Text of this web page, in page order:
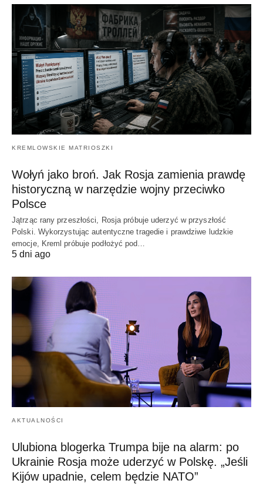
KREMLOWSKIE MATRIOSZKI
Wołyń jako broń. Jak Rosja zamienia prawdę
historyczną w narzędzie wojny przeciwko
Polsce
Jątrząc rany przeszłości, Rosja próbuje uderzyć w przyszłość
Polski. Wykorzystując autentyczne tragedie i prawdziwe ludzkie
emocje, Kreml próbuje podłożyć pod…
5 dni ago
AKTUALNOŚCI
Ulubiona blogerka Trumpa bije na alarm: po
Ukrainie Rosja może uderzyć w Polskę. „Jeśli
Kijów upadnie, celem będzie NATO”